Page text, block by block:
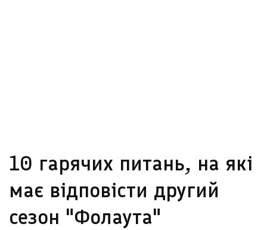
10 гарячих питань, на які
має відповісти другий
сезон "Фолаута"